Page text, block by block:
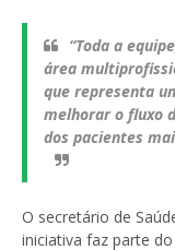
“Toda a
área
que representa
melhorar o fluxo
dos pacientes
O secretário de
iniciativa faz parte